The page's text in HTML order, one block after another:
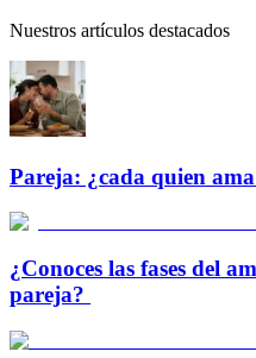
Nuestros artículos destacados
Pareja: ¿cada quien
¿Conoces las fases del
pareja?